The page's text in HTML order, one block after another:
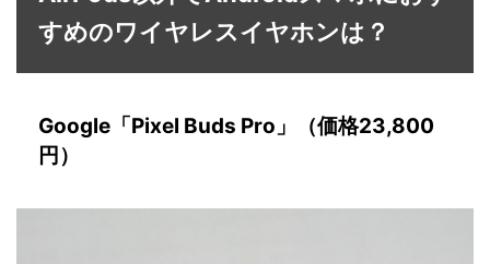
すめのワイヤレスイヤホンは？
Google「Pixel Buds Pro」（価格23,800
円）